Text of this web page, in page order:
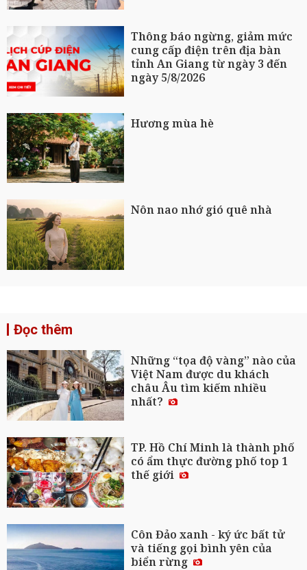
Thông báo ngừng, giảm mức
cung cấp điện trên địa bàn
tỉnh An Giang từ ngày 3 đến
ngày 5/8/2026
Hương mùa hè
Nôn nao nhớ gió quê nhà
Đọc thêm
Những “tọa độ vàng” nào của
Việt Nam được du khách
châu Âu tìm kiếm nhiều
nhất?
TP. Hồ Chí Minh là thành phố
có ẩm thực đường phố top 1
thế giới
Côn Đảo xanh - ký ức bất tử
và tiếng gọi bình yên của
biển rừng